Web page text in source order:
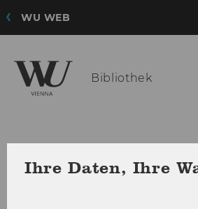
WU WEB
Bibliothek
Ihre Daten, Ihre